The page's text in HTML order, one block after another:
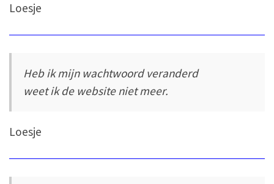
Loesje
Heb ik mijn wachtwoord veranderd
weet ik de website niet meer.
Loesje